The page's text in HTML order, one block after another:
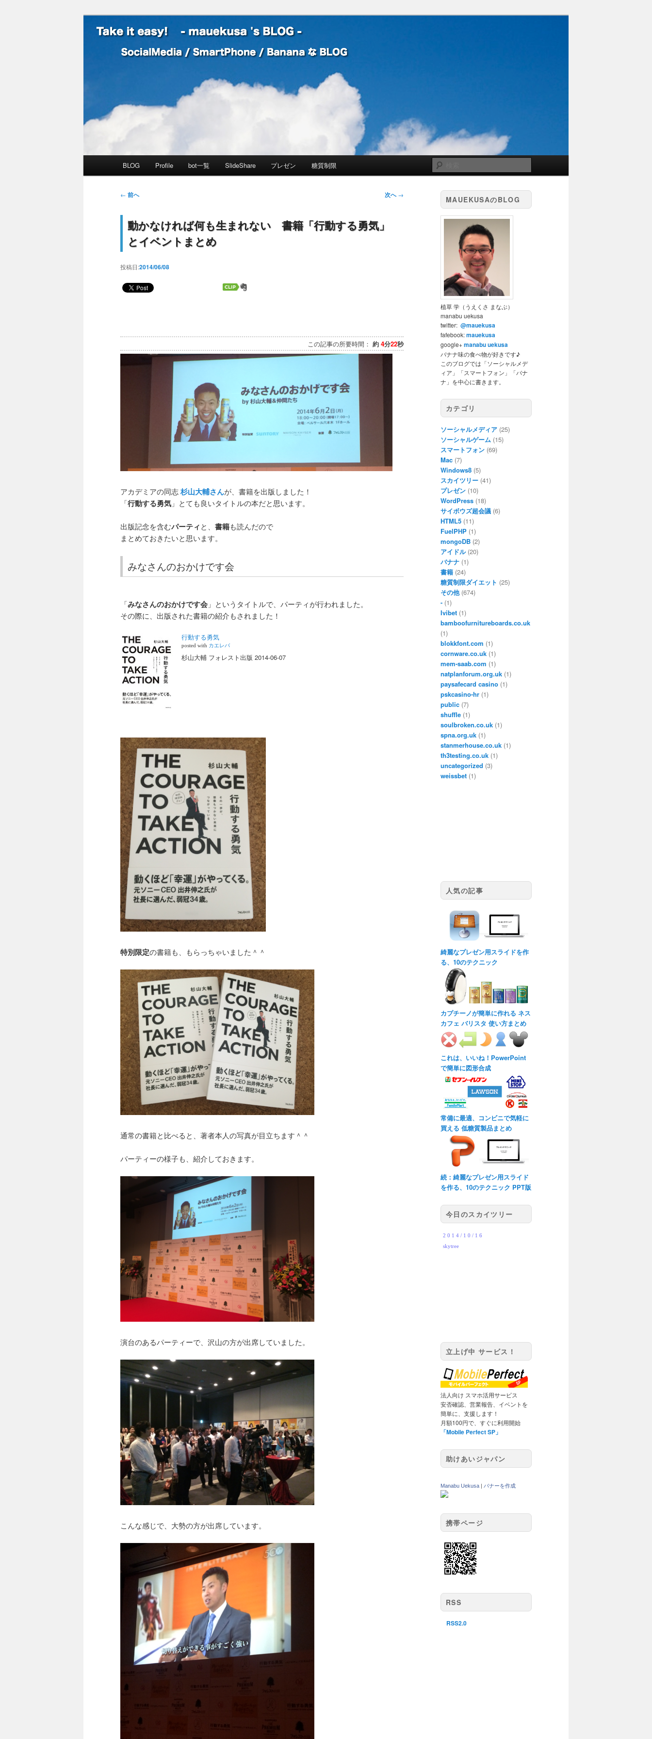
Take it easy! – mauekusa 's BLOG -
索
メインコンテンツへ移動
サブコンテンツへ移動
BLOG Profile bot一覧 SlideShare プレゼン 糖質制限
投稿ナビゲーション
← 前へ 次へ→
動かなければ何も生まれない 書籍「行動する勇気」
とイベントまとめ
投稿日:2014/06/08
この記事の所要時間： 約 4分22秒
アカデミアの同志杉山大輔さんが、書籍を出版しました！
「行動する勇気 」とても良いタイトルの本だと思います。
出版記念を含むパーティと、 書籍も読んだので
まとめておきたいと思います。
みなさんのおかけです会
「みなさんのおかけです会 」というタイトルで、パーティが行われました。
その際に、出版された書籍の紹介もされました！
行動する勇気
posted with カエレバ
杉山大輔 フォレスト出版 2014-06-07
特別限定の書籍も、もらっちゃいました＾＾
通常の書籍と比べると、著者本人の写真が目立ちます＾＾
パーティーの様子も、紹介しておきます。
演台のあるパーティーで、沢山の方が出席していました。
こんな感じで、大勢の方が出席しています。
MAUEKUSAのBLOG
植草 学（うえくさ まなぶ）
manabu uekusa
twitter: @mauekusa
fafebook:mauekusa
google+manabu uekusa
バナナ味の食べ物が好きです♪
このブログでは「ソーシャルメデ
ィア」「スマートフォン」「バナ
ナ」を中心に書きます。
カテゴリ
ソーシャルメディア (25)
ソーシャルゲーム (15)
スマートフォン (69)
Mac (7)
Windows8 (5)
スカイツリー (41)
プレゼン (10)
WordPress (18)
サイボウズ超会議 (6)
HTML5 (11)
FuelPHP (1)
mongoDB (2)
アイドル(20)
バナナ (1)
書籍 (24)
糖質制限ダイエット (25)
その他(674)
- (1)
Ivibet (1)
bamboofurnitureboards.co.uk
(1)
blokkfont.com (1)
cornware.co.uk (1)
mem-saab.com (1)
natplanforum.org.uk (1)
paysafecard casino (1)
pskcasino-hr (1)
public (7)
shuffle (1)
soulbroken.co.uk (1)
spna.org.uk (1)
stanmerhouse.co.uk (1)
th3testing.co.uk (1)
uncategorized (3)
weissbet (1)
人気の記事
綺麗なプレゼン用スライドを作
る、10のテクニック
カプチーノが簡単に作れる ネス
カフェ バリスタ 使い方まとめ
これは、いいね！PowerPoint
で簡単に図形合成
常備に最適、コンビニで気軽に
買える 低糖質製品まとめ
続：綺麗なプレゼン用スライド
を作る、10のテクニック PPT版
今日のスカイツリー
立上げ中 サービス！
法人向け スマホ活用サービス
安否確認、営業報告、イベントを
簡単に、支援します！
月額100円で、すぐに利用開始
「Mobile Perfect SP」
助けあいジャパン
Manabu Uekusa バナーを作成
携帯ページ
RSS
RSS2.0